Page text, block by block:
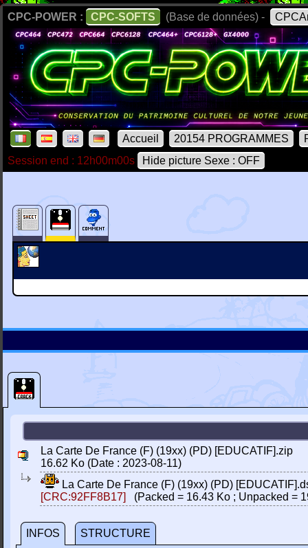
CPC-POWER : CPC-SOFTS (Base de données) -
Accueil 20154 PROGRAMMES
Session end : 12h00m00s
Hide picture Sexe : OFF
La Carte De France (F) (19xx) (PD) [EDUCATIF].zip
16.62 Ko (Date : 2023-08-11)
La Carte De France (F) (19xx) (PD)
[CRC:92FF8B17]
(Packed = 16.43 Ko ; Unpacked =
INFOS
STRUCTURE